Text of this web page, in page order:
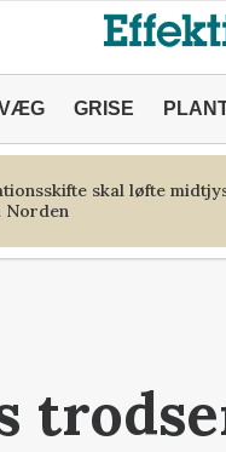
GRISE
skal løfte
Norden